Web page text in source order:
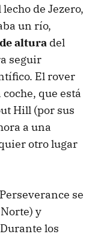
de Jezero,
un río,
altura del
seguir
El rover
que está
Hill (por sus
a una
otro lugar
se
y
los